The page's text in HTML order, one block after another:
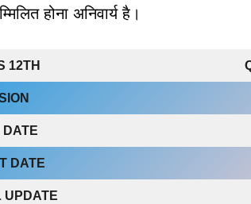
होना अनिवार्य है।
12TH
DATE
DATE
UPDATE